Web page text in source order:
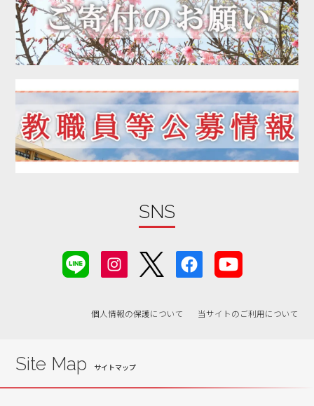
2020年03月
2020年02月
2020年01月
2019年11月
2019年10月
2019年09月
2019年08月
2019年04月
2019年03月
2018年11月
SNS
個人情報の保護について 当サイトのご利用について
Site Map